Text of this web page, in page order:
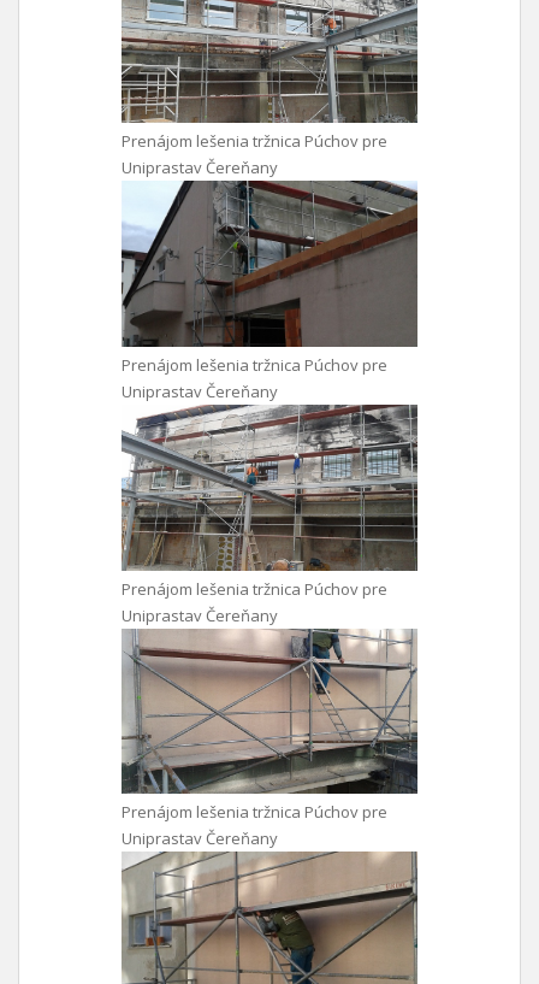
Prenájom lešenia tržnica Púchov pre
Uniprastav Čereňany
Prenájom lešenia tržnica Púchov pre
Uniprastav Čereňany
Prenájom lešenia tržnica Púchov pre
Uniprastav Čereňany
Prenájom lešenia tržnica Púchov pre
Uniprastav Čereňany